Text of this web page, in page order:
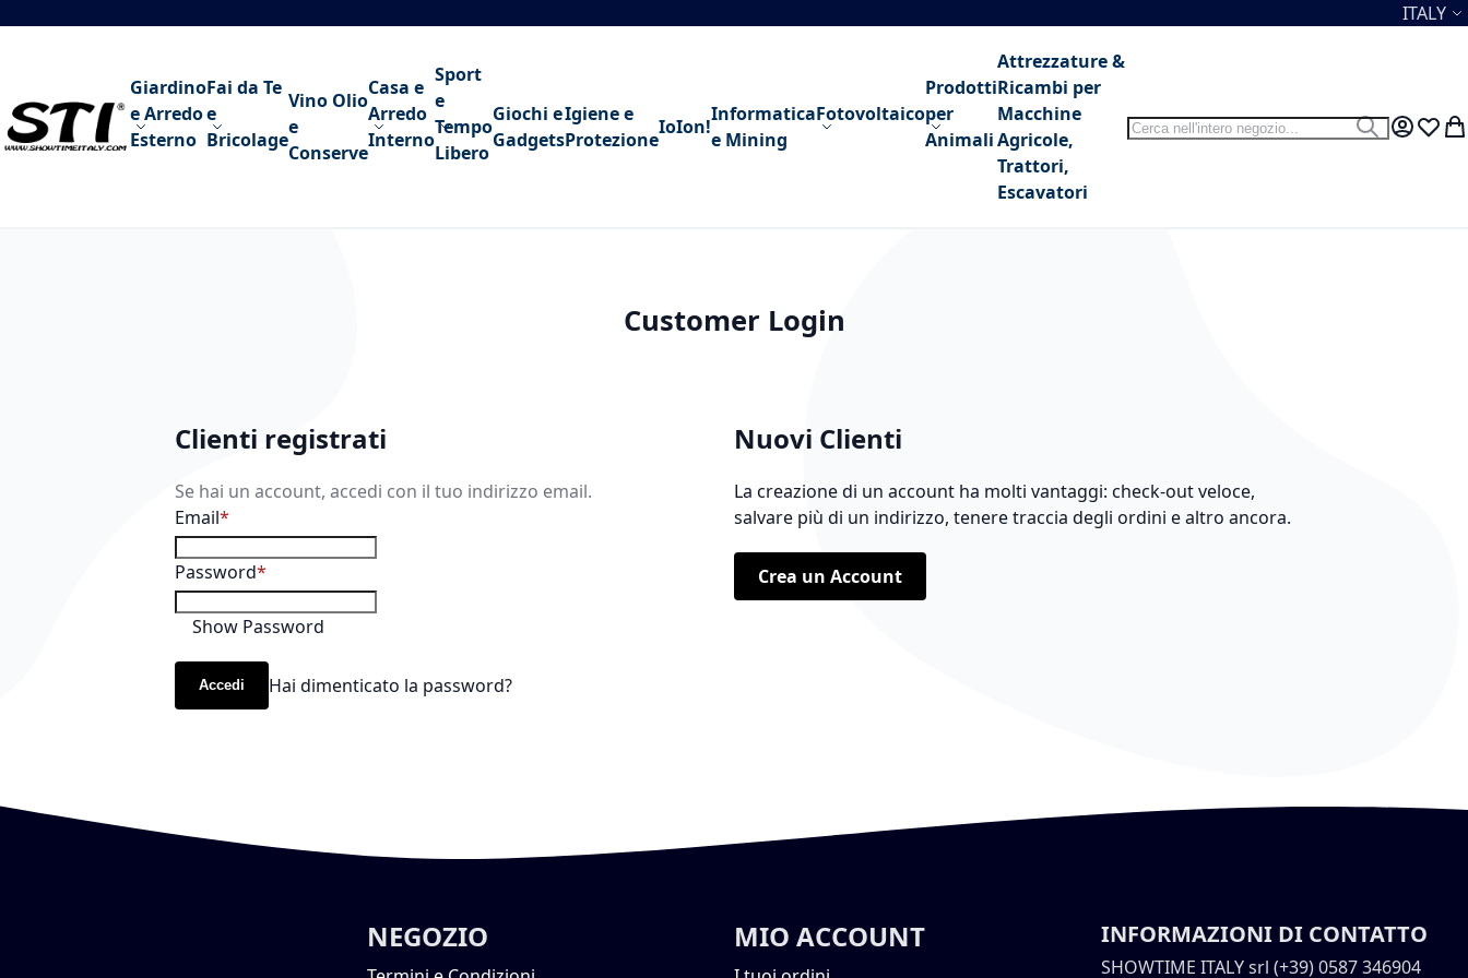
Salta al contenuto Lingua
ITALY
Giardino
e Arredo
Esterno
Fai da Te
e
Bricolage
Vino Olio
e
Conserve
Casa e
Arredo
Interno
Sport
e
Tempo
Libero
Giochi e
Gadgets
Igiene e
Protezione
IoIon!
Informatica
e Mining
Fotovoltaico
Prodotti
per
Animali
Attrezzature &
Ricambi per
Macchine
Agricole,
Trattori,
Escavatori
Search
Search
My Lista
Customer Login
Clienti registrati
Se hai un account, accedi con il tuo indirizzo email.
Email
Password
Show Password
Accedi Hai dimenticato la password?
Nuovi Clienti
La creazione di un account ha molti vantaggi: check-out veloce,
salvare più di un indirizzo, tenere traccia degli ordini e altro ancora.
Crea un Account
NEGOZIO MIO ACCOUNT INFORMAZIONI DI CONTATTO
SHOWTIME ITALY srl (+39) 0587 346904